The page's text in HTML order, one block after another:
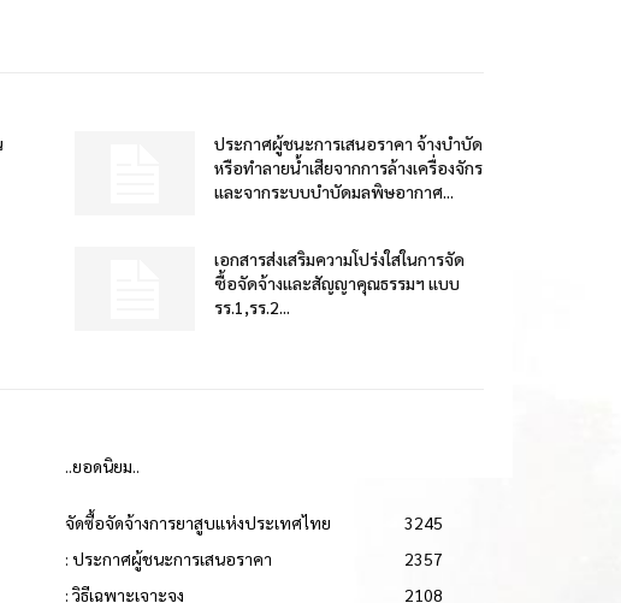
ประกาศผู้ชนะการเสนอราคา จ้างบำบัด
หรือทำลายน้ำเสียจากการล้างเครื่องจักร
และจากระบบบำบัดมลพิษอากาศ...
เอกสารส่งเสริมความโปร่งใสในการจัด
ซื้อจัดจ้างและสัญญาคุณธรรมฯ แบบ
รร.1,รร.2...
..ยอดนิยม..
จัดซื้อจัดจ้างการยาสูบแห่งประเทศไทย
3245
: ประกาศผู้ชนะการเสนอราคา
2357
: วิธีเฉพาะเจาะจง
2108